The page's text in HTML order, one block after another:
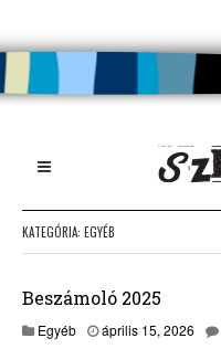
KATEGÓRIA: EGYÉB
Beszámoló 2025
Egyéb április 15, 2026